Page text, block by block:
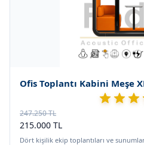
Ofis Toplantı Kabini Meşe
247.250 TL
215.000 TL
Dört kişilik ekip toplantıları ve